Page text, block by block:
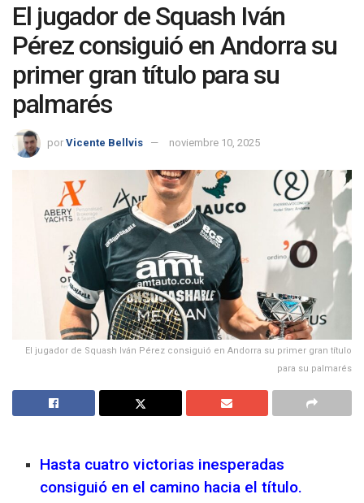
El jugador de Squash Iván
Pérez consiguió en Andorra su
primer gran título para su
palmarés
por Vicente Bellvis noviembre 10, 2025
El jugador de Squash Iván Pérez consiguió en Andorra su primer gran título
para su palmarés
Hasta cuatro victorias inesperadas
consiguió en el camino hacia el título.